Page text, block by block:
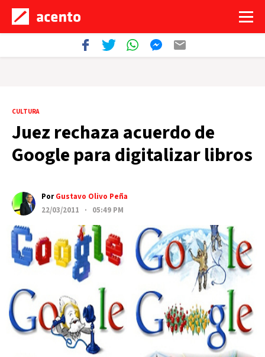
CULTURA
Juez rechaza acuerdo de
Google para digitalizar libros
PorGustavo Olivo Peña
22/03/2011 · 05:49 PM